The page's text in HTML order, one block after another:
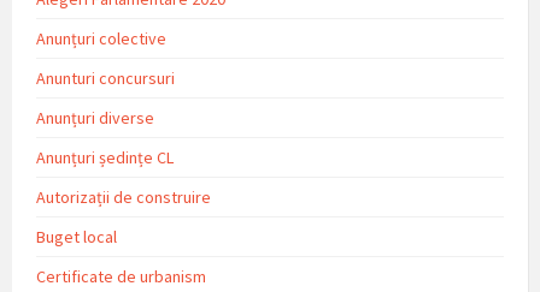
Anunțuri colective
Anunturi concursuri
Anunțuri diverse
Anunțuri ședințe CL
Autorizații de construire
Buget local
Certificate de urbanism